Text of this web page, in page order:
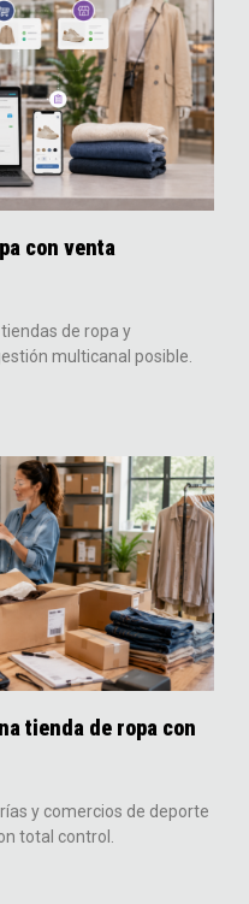
con venta
de ropa y
multicanal posible.
tienda de ropa con
y comercios de deporte
total control.